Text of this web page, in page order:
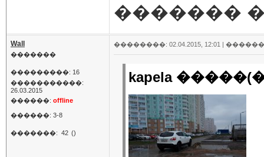
������� �
Wall
�������
���������: 16
�����������:
26.03.2015
������: offline
������: 3-8
�������: 42 ()
��������: 02.04.2015, 12:01 |
kapela